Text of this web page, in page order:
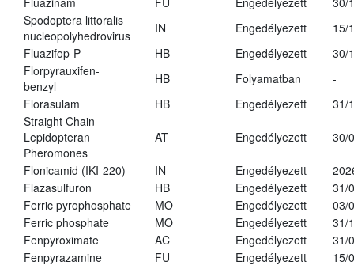
Spodoptera littoralis
nucleopolyhedrovirus
IN Engedélyezett
15/
Fluazifop-P
HB Engedélyezett
30/
Florpyrauxifen-
benzyl
HB Folyamatban
-
Florasulam
HB Engedélyezett
31/
Straight Chain
Lepidopteran
Pheromones
AT Engedélyezett 30/
Flonicamid (IKI-220) IN Engedélyezett
Flazasulfuron
HB Engedélyezett
31/
Ferric pyrophosphate
MO Engedélyezett
03/
Ferric phosphate
MO Engedélyezett
31/
Fenpyroximate
AC Engedélyezett
31/
Fenpyrazamine
FU Engedélyezett
15/